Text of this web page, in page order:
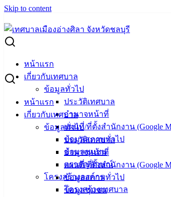
Skip to content
หน้าแรก
เกี่ยวกับเทศบาล
ข้อมูลทั่วไป
ประวัติเทศบาล
อำนาจหน้าที่
แผนที่/ที่ตั้งสำนักงาน (Google
ข้อมูลสภาพทั่วไป
ข้อมูลชุมชน
ตราสัญลักษณ์
โครงสร้างองค์กร
โครงสร้างเทศบาล
หน้าแรก
เกี่ยวกับเทศบาล
ข้อมูลทั่วไป
ประวัติเทศบาล
อำนาจหน้าที่
แผนที่/ที่ตั้งสำนักงาน (Google
ข้อมูลสภาพทั่วไป
ข้อมูลชุมชน
Search for:
การประมูลหมายเลขทะเบียนรถเลขสวย สำห
การประมูลหมายเลขทะเบียนร
มกราคม 17, 2024มกราคม 17, 2024
เทศบาลเมืองอ่างศิลา
สำนักงานเทศบาลเมืองอ่างศิลา 90/338 ม.3